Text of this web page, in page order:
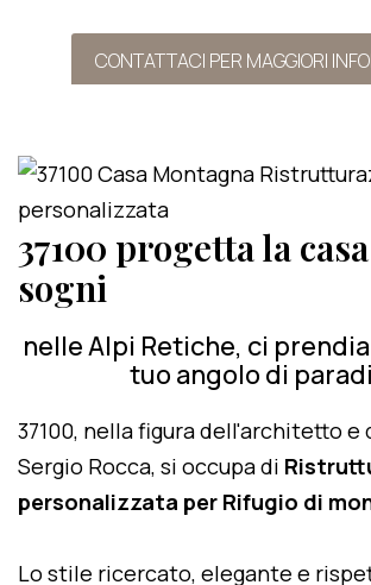
CONTATTACI PER MAGGIORI
37100 progetta la
sogni
nelle Alpi Retiche, ci
tuo angolo di
37100, nella figura dell'architetto e
Sergio Rocca, si occupa di
personalizzata per Rifugio di
Lo stile ricercato, elegante e